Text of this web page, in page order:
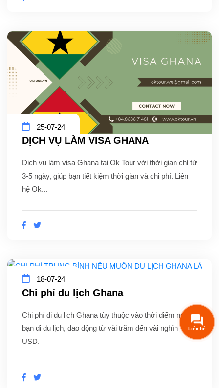
25-07-24
DỊCH VỤ LÀM VISA GHANA
Dịch vụ làm visa Ghana tại Ok Tour với thời gian chỉ từ
3-5 ngày, giúp bạn tiết kiệm thời gian và chi phí. Liên
hệ Ok...
18-07-24
Chi phí du lịch Ghana
Chi phí đi du lịch Ghana tùy thuộc vào thời điểm mà
bạn đi du lịch, dao động từ vài trăm đến vài nghìn
USD.